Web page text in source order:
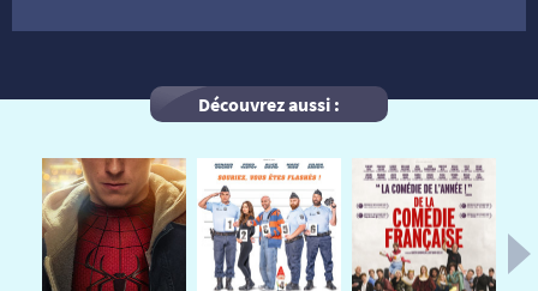
AUTRES RENDEZ-VOUS
STAGES VIDÉO
PARTENAIRES
LE DORON
NOUS CONTACTER
Découvrez aussi :